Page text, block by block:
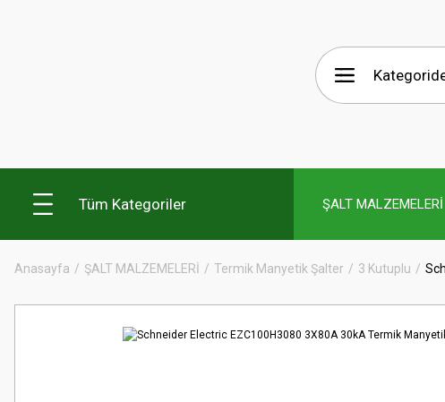
Tüm Kategoriler ŞALT MALZEMELERİ
Anasayfa ŞALT MALZEMELERİ Termik Manyetik Şalter 3 Kutuplu